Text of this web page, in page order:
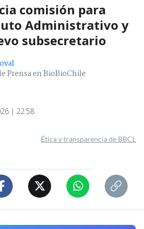
comisión para
Administrativo y
subsecretario
Prensa en BioBioChile
| 22:58
Ética y transparencia de BBCL